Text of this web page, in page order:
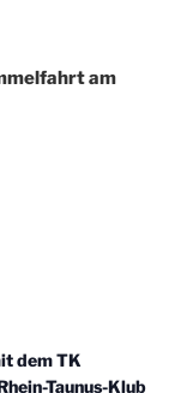
am
dem TK
Taunus-Klub